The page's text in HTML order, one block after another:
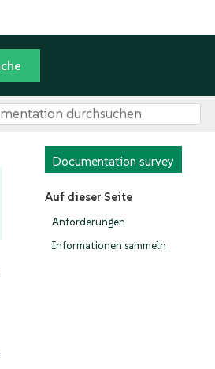
Documentation survey
Auf dieser Seite
Anforderungen
Informationen sammeln